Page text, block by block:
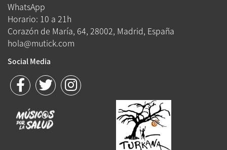
WhatsApp
Horario: 10 a 21h
Corazón de María, 64, 28002, Madrid, España
hola@mutick.com
Social Media